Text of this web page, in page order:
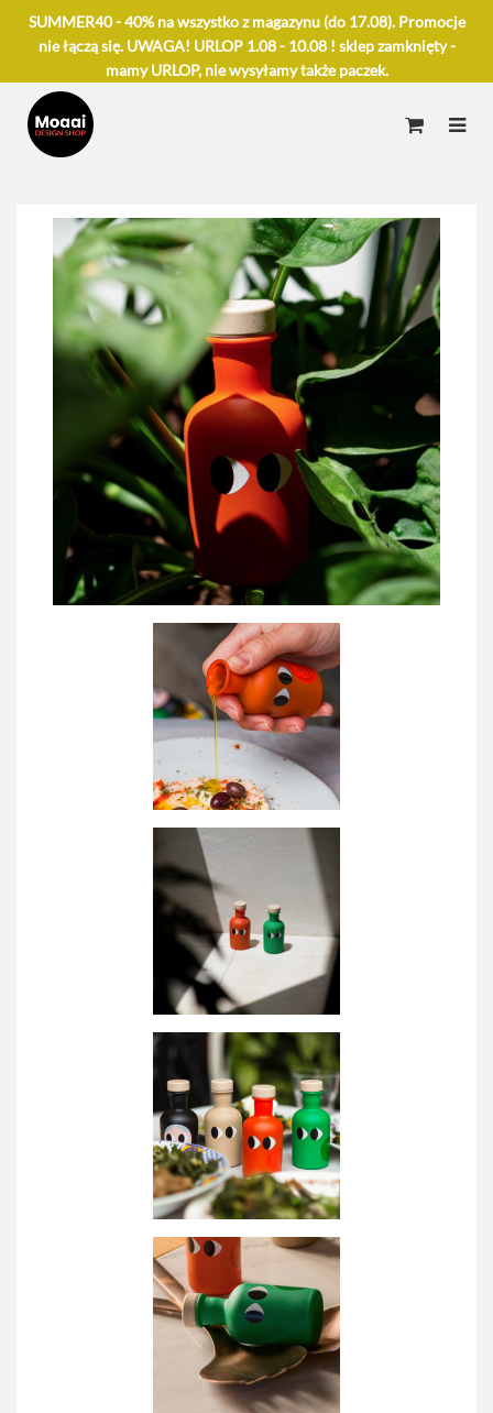
SUMMER40 - 40% na wszystko z magazynu (do 17.08). Promocje
nie łączą się. UWAGA! URLOP 1.08 - 10.08 ! sklep zamknięty -
mamy URLOP, nie wysyłamy także paczek.